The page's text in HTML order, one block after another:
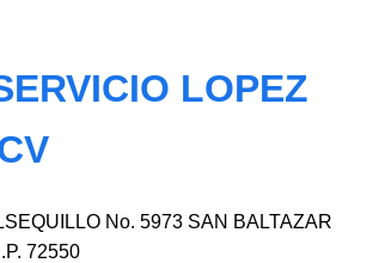
LOPEZ
No. 5973 SAN BALTAZAR
72550